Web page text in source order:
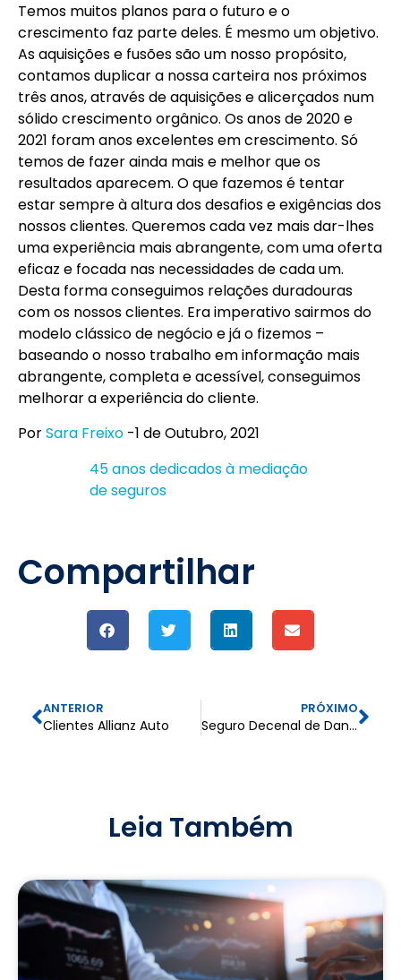
Temos muitos planos para o futuro e o
crescimento faz parte deles. É mesmo um objetivo.
As aquisições e fusões são um nosso propósito,
contamos duplicar a nossa carteira nos próximos
três anos, através de aquisições e alicerçados num
sólido crescimento orgânico. Os anos de 2020 e
2021 foram anos excelentes em crescimento. Só
temos de fazer ainda mais e melhor que os
resultados aparecem. O que fazemos é tentar
estar sempre à altura dos desafios e exigências dos
nossos clientes. Queremos cada vez mais dar-lhes
uma experiência mais abrangente, com uma oferta
eficaz e focada nas necessidades de cada um.
Desta forma conseguimos relações duradouras
com os nossos clientes. Era imperativo sairmos do
modelo clássico de negócio e já o fizemos –
baseando o nosso trabalho em informação mais
abrangente, completa e acessível, conseguimos
melhorar a experiência do cliente.
PorSara Freixo -1 de Outubro, 2021
45 anos dedicados à mediação
de seguros
Compartilhar
ANTERIOR
Clientes Allianz Auto
PRÓXIMO
Seguro Decenal de Danos
Leia Também